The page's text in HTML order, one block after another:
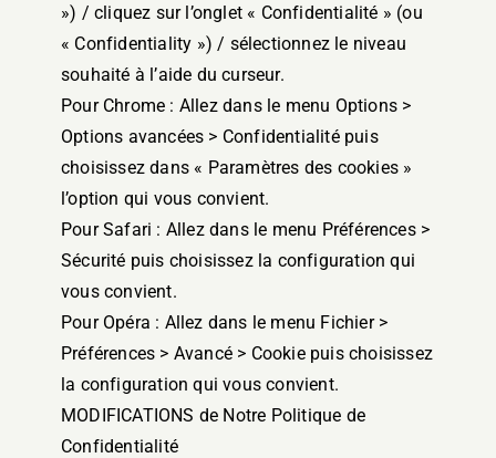
») / cliquez sur l’onglet « Confidentialité » (ou
« Confidentiality ») / sélectionnez le niveau
souhaité à l’aide du curseur.
Pour Chrome : Allez dans le menu Options >
Options avancées > Confidentialité puis
choisissez dans « Paramètres des cookies »
l’option qui vous convient.
Pour Safari : Allez dans le menu Préférences >
Sécurité puis choisissez la configuration qui
vous convient.
Pour Opéra : Allez dans le menu Fichier >
Préférences > Avancé > Cookie puis choisissez
la configuration qui vous convient.
MODIFICATIONS de Notre Politique de
Confidentialité